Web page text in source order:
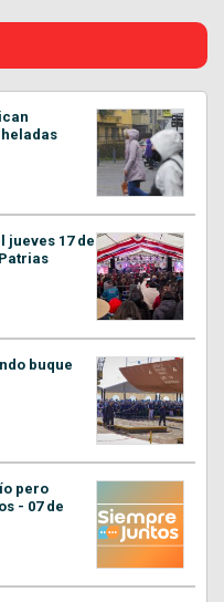
17 de
buque
pero
- 07 de